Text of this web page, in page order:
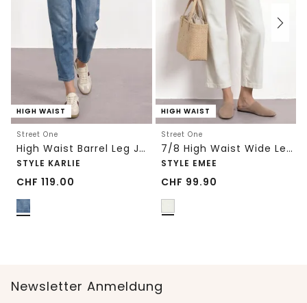
HIGH WAIST
Street One
High Waist Barrel Leg Jeans im Loose Fit
STYLE KARLIE
CHF 119.00
HIGH WAIST
Street One
7/8 High Waist Wide Leg Jeans im Loose Fit
STYLE EMEE
CHF 99.90
Newsletter Anmeldung